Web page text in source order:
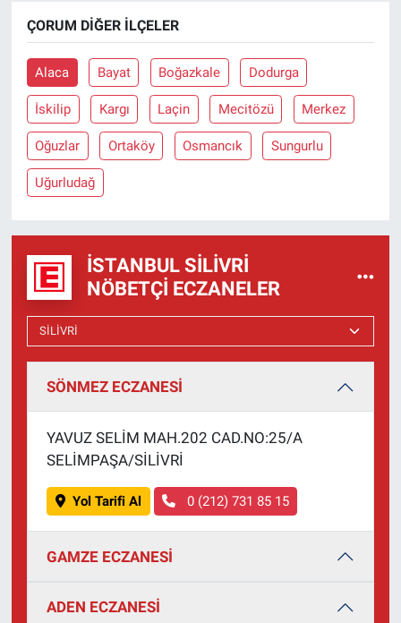
ÇORUM DIĞER İLÇELER
Alaca Bayat Boğazkale Dodurga
İskilip Kargı Laçin Mecitözü Merkez
Oğuzlar Ortaköy Osmancık Sungurlu
Uğurludağ
İSTANBUL SILIVRI
NÖBETÇI ECZANELER
SÖNMEZ ECZANESİ
YAVUZ SELİM MAH.202 CAD.NO:25/A
SELİMPAŞA/SİLİVRİ
Yol Tarifi Al 0 (212) 731 85 15
GAMZE ECZANESİ
ADEN ECZANESİ